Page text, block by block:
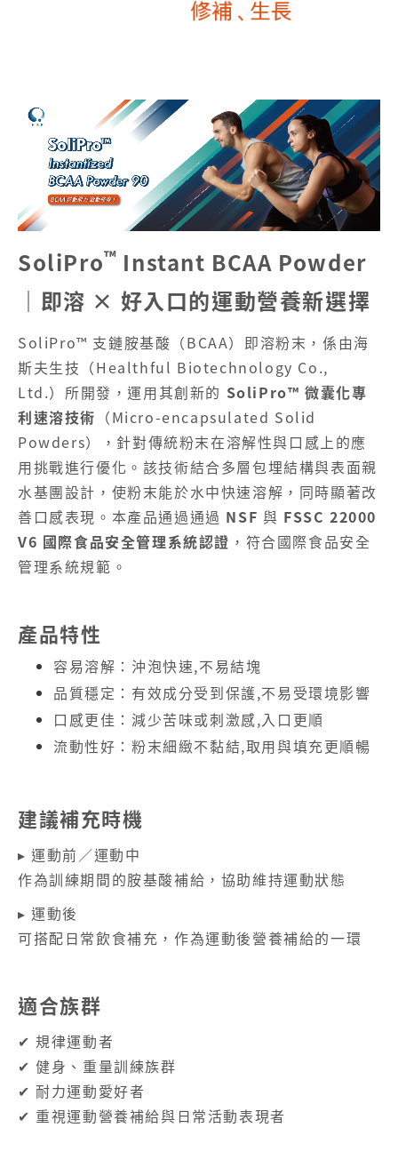
SoliPro™ Instant BCAA Powder
｜即溶 × 好入口的運動營養新選擇
SoliPro™ 支鏈胺基酸（BCAA）即溶粉末，係由海
斯夫生技（Healthful Biotechnology Co.,
Ltd.）所開發，運用其創新的 SoliPro™ 微囊化專
利速溶技術 （Micro-encapsulated Solid
Powders），針對傳統粉末在溶解性與口感上的應
用挑戰進行優化。該技術結合多層包埋結構與表面親
水基團設計，使粉末能於水中快速溶解，同時顯著改
善口感表現。本產品通過通過 NSF 與 FSSC 22000
V6 國際食品安全管理系統認證 ，符合國際食品安全
管理系統規範。
產品特性
容易溶解：沖泡快速,不易結塊
品質穩定：有效成分受到保護,不易受環境影響
口感更佳：減少苦味或刺激感,入口更順
流動性好：粉末細緻不黏結,取用與填充更順暢
建議補充時機
▸ 運動前／運動中
作為訓練期間的胺基酸補給，協助維持運動狀態
▸ 運動後
可搭配日常飲食補充，作為運動後營養補給的一環
適合族群
✔ 規律運動者
✔ 健身、重量訓練族群
✔ 耐力運動愛好者
✔ 重視運動營養補給與日常活動表現者